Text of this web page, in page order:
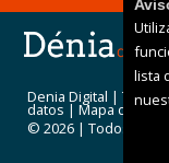
Denia Digital |
datos | Mapa del sitio
© 2026 | Todos los
lista